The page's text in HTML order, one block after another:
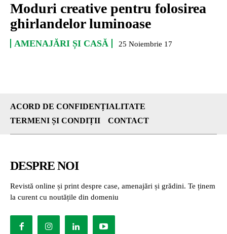
Moduri creative pentru folosirea
ghirlandelor luminoase
AMENAJĂRI ȘI CASĂ 25 Noiembrie 17
ACORD DE CONFIDENȚIALITATE
TERMENI ȘI CONDIȚII
CONTACT
DESPRE NOI
Revistă online și print despre case, amenajări și grădini. Te ținem
la curent cu noutățile din domeniu